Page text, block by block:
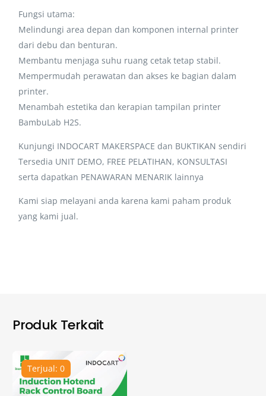
Fungsi utama:
Melindungi area depan dan komponen internal printer
dari debu dan benturan.
Membantu menjaga suhu ruang cetak tetap stabil.
Mempermudah perawatan dan akses ke bagian dalam
printer.
Menambah estetika dan kerapian tampilan printer
BambuLab H2S.
Kunjungi INDOCART MAKERSPACE dan BUKTIKAN sendiri
Tersedia UNIT DEMO, FREE PELATIHAN, KONSULTASI
serta dapatkan PENAWARAN MENARIK lainnya
Kami siap melayani anda karena kami paham produk
yang kami jual.
Produk Terkait
Terjual: 0